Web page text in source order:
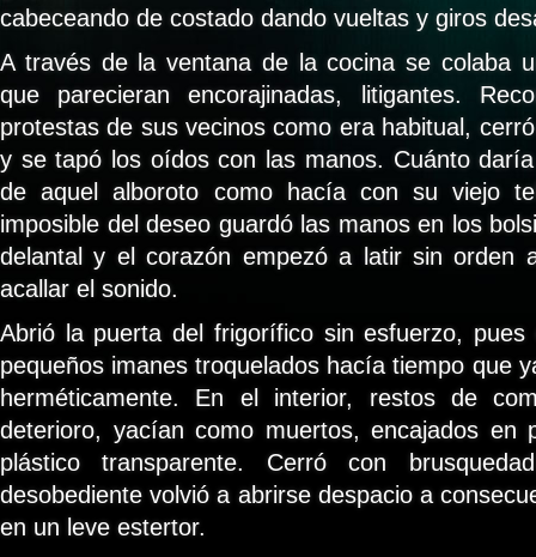
cabeceando de costado dando vueltas y giros
A través de la ventana de la cocina se colaba
que parecieran encorajinadas, litigantes.
protestas de sus vecinos como era habitual,
y se tapó los oídos con las manos. Cuánto
de aquel alboroto como hacía con su viejo
imposible del deseo guardó las manos en los
delantal y el corazón empezó a latir sin orden
acallar el sonido.
Abrió la puerta del frigorífico sin esfuerzo,
pequeños imanes troquelados hacía tiempo que
herméticamente. En el interior, restos de
deterioro, yacían como muertos, encajados en
plástico transparente. Cerró con
desobediente volvió a abrirse despacio a
en un leve estertor.